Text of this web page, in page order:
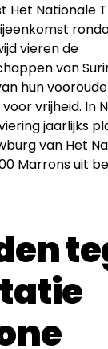
Het Nationale
vieren de
van
hun
vrijheid. In
jaarlijks
van Het
Marrons uit